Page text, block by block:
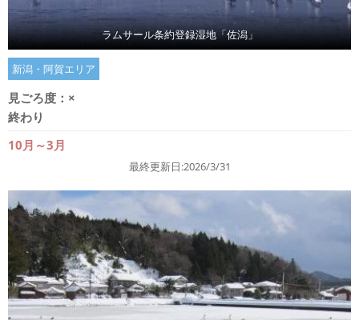
ラムサール条約登録湿地「佐潟」
新潟・阿賀エリア
見ごろ度： ×
終わり
10月～3月
最終更新日:2026/3/31